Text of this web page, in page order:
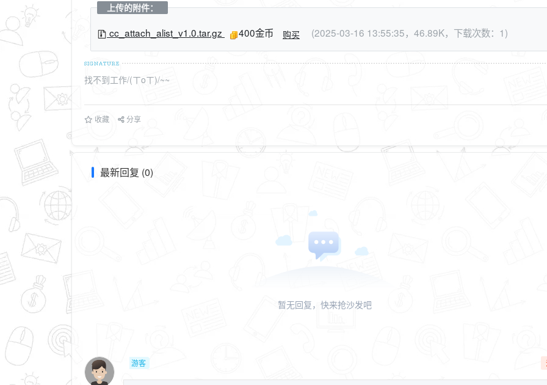
上传的附件：
cc_attach_alist_v1.0.tar.gz 400金币 购买 (2025-03-16 13:55:35，46.89K，下载次数：1)
找不到工作/(ㄒoㄒ)/~~
收藏 分享
最新回复 (0)
暂无回复，快来抢沙发吧
游客